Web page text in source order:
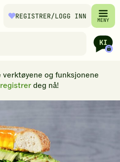
REGISTRER/LOGG INN MENY
og funksjonene
deg nå!